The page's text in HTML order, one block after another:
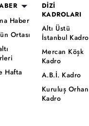
Haber
Ortası
Hafta
DİZİ
KADROLARI
Altı Üstü
İstanbul Kadro
Mercan Köşk
Kadro
A.B.İ. Kadro
Kuruluş Orhan
Kadro